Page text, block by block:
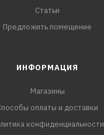
Статьи
Предложить помещение
ИНФОРМАЦИЯ
Магазины
оплаты и доставки
конфиденциальности